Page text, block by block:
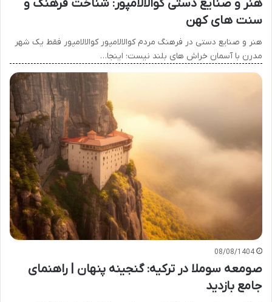
هنر و صنایع دستی کوالالامپور: شناخت فرهنگ و
سنت های کهن
هنر و صنایع دستی در فرهنگ مردم کوالالامپور کوالالامپور فقط یک شهر
مدرن با آسمان خراش های بلند نیست؛ اینجا…
08/08/1404
صومعه سوملا در ترکیه: گنجینه پنهان | راهنمای
جامع بازدید